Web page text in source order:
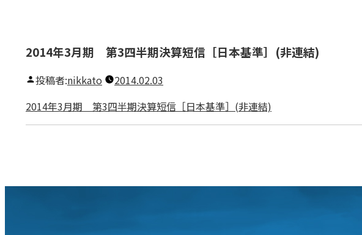
2014年3月期 第3四半期決算短信［日本基準］(非連結)
投稿者:nikkato
2014.02.03
2014年3月期 第3四半期決算短信［日本基準］(非連結)